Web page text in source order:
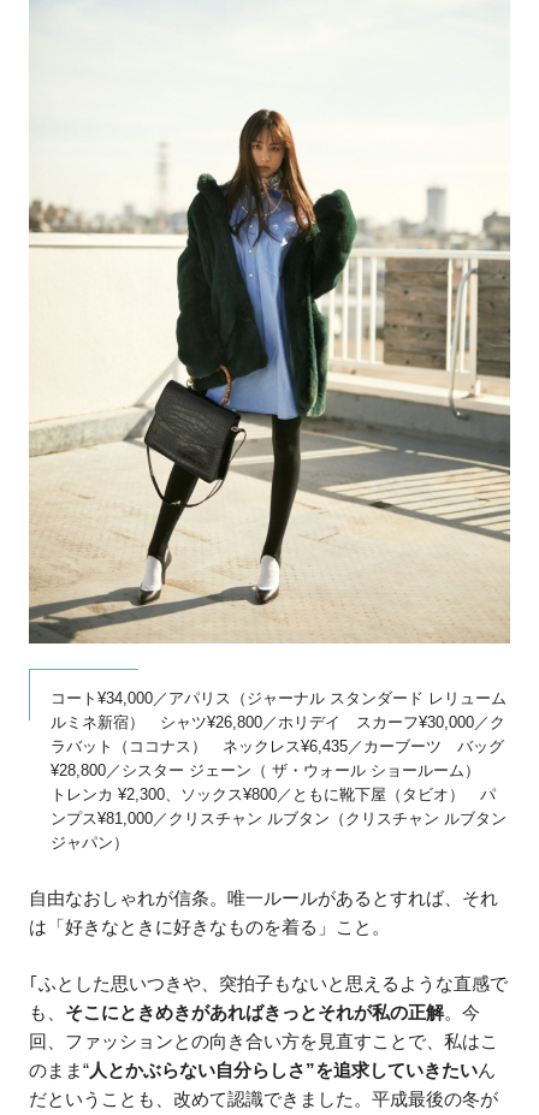
コート¥34,000／アパリス（ジャーナル スタンダード レリューム
ルミネ新宿） シャツ¥26,800／ホリデイ スカーフ¥30,000／ク
ラバット（ココナス） ネックレス¥6,435／カーブーツ バッグ
¥28,800／シスター ジェーン（ ザ・ウォール ショールーム）
トレンカ ¥2,300、ソックス¥800／ともに靴下屋（タビオ） パ
ンプス¥81,000／クリスチャン ルブタン（クリスチャン ルブタン
ジャパン）
自由なおしゃれが信条。唯一ルールがあるとすれば、それ
は「好きなときに好きなものを着る」こと。
｢ふとした思いつきや、突拍子もないと思えるような直感で
も、 そこにときめきがあればきっとそれが私の正解。今
回、ファッションとの向き合い方を見直すことで、私はこ
のまま“人とかぶらない自分らしさ”を追求していきたいん
だということも、改めて認識できました。平成最後の冬が